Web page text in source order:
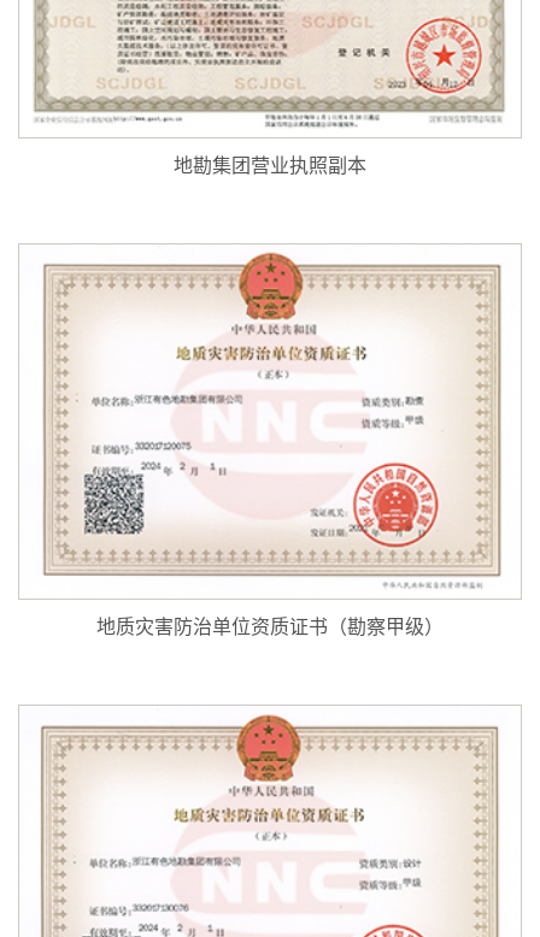
地勘集团营业执照副本
地质灾害防治单位资质证书（勘察甲级）